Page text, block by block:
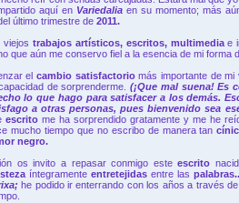
aquí en Variedalia en su momento; más
último trimestre de 2011.
viejostrabajos artísticos, escritos, multimediae
que aún me conservo fiel a la esencia de mi forma
el cambio satisfactoriomás importante de
de sorprenderme.(¡Que mal suena! Es
lo que hago para satisfacer a los demás.
a otras personas, pues bienvenido sea
escrito me ha sorprendido gratamente y me he
mucho tiempo que no escribo de manera tan
negro.
os invito a repasar conmigo esteescrito
íntegramente entretejidas entre las
he podido ir enterrando con los años a través